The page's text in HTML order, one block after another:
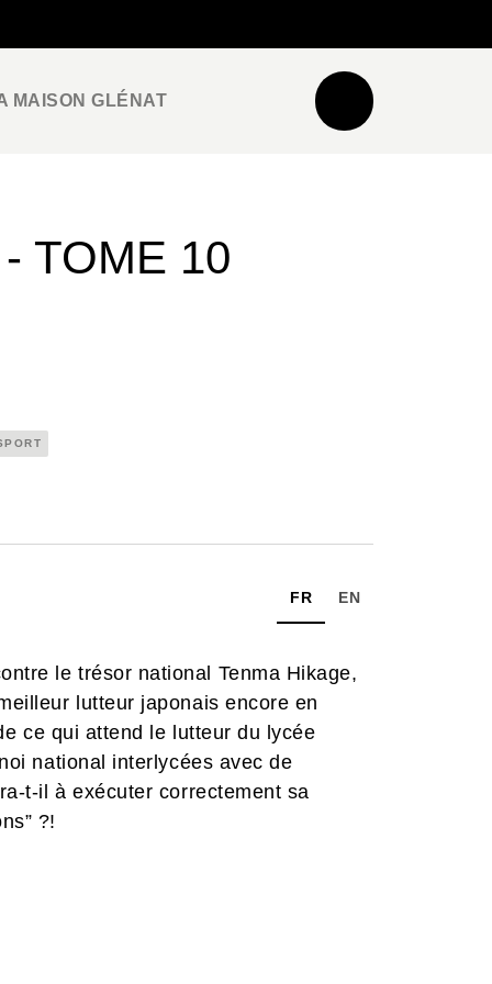
MAISON GLÉNAT
TOME 10
FR EN
le trésor national Tenma Hikage,
lutteur japonais encore en
ce qui attend le lutteur du lycée
national interlycées avec de
t-il à exécuter correctement sa
?!